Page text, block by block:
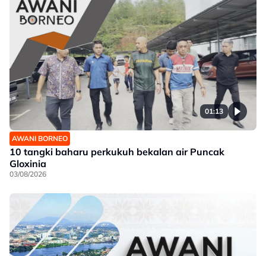
01:13
AWANI BORNEO
10 tangki baharu perkukuh bekalan air Puncak
Gloxinia
03/08/2026